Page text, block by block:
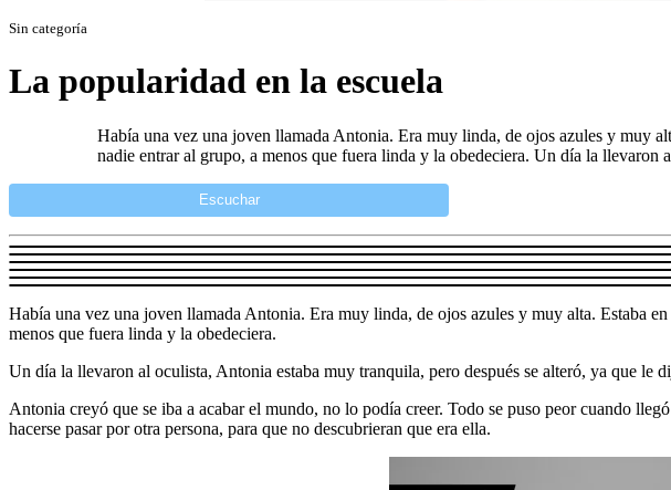
Sin categoría
La popularidad en la escuela
Había una vez una joven llamada Antonia. Era muy linda, de ojos azules y muy
nadie entrar al grupo, a menos que fuera linda y la obedeciera. Un día la
Escuchar
Había una vez una joven llamada Antonia. Era muy linda, de ojos azules y muy alta. Estaba
menos que fuera linda y la obedeciera.
Un día la llevaron al oculista, Antonia estaba muy tranquila, pero después se alteró, ya que le
Antonia creyó que se iba a acabar el mundo, no lo podía creer. Todo se puso peor cuando
hacerse pasar por otra persona, para que no descubrieran que era ella.